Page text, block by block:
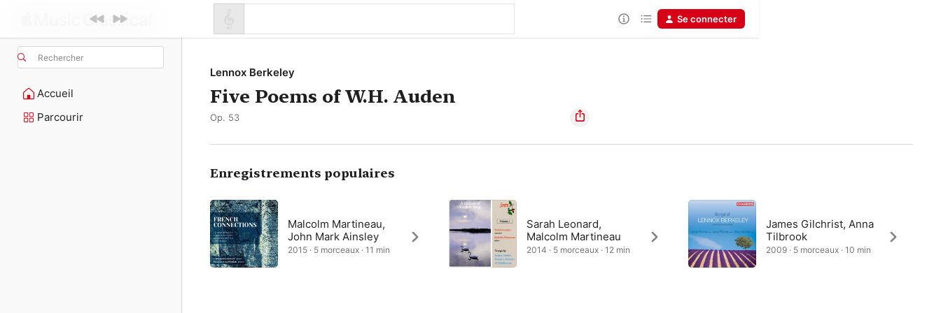
Rechercher
Accueil
Parcourir
Se connecter
Lennox Berkeley
Five Poems of W.H. Auden
Op. 53
Enregistrements populaires
Malcolm Martineau,
John Mark Ainsley
2015 · 5 morceaux · 11 min
Sarah Leonard,
Malcolm Martineau
2014 · 5 morceaux · 12 min
James Gilchrist, Anna
Tilbrook
2009 · 5 morceaux · 10 min